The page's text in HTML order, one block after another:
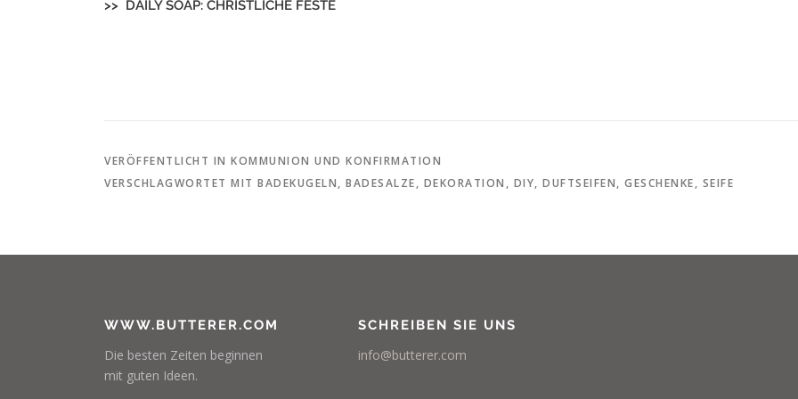
>> DAILY SOAP: CHRISTLICHE FESTE
VERÖFFENTLICHT IN KOMMUNION UND KONFIRMATION
VERSCHLAGWORTET MIT BADEKUGELN, BADESALZE, DEKORATION , DIY, DUFTSEIFEN, GESCHENKE, SEIFE
WWW.BUTTERER.COM
Die besten Zeiten beginnen
mit guten Ideen.
SCHREIBEN SIE UNS
info@butterer.com